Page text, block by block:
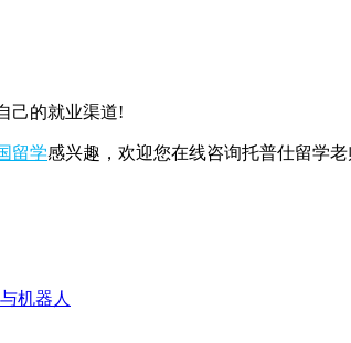
己的就业渠道!
留学感兴趣，欢迎您在线咨询托普仕留学
机器人